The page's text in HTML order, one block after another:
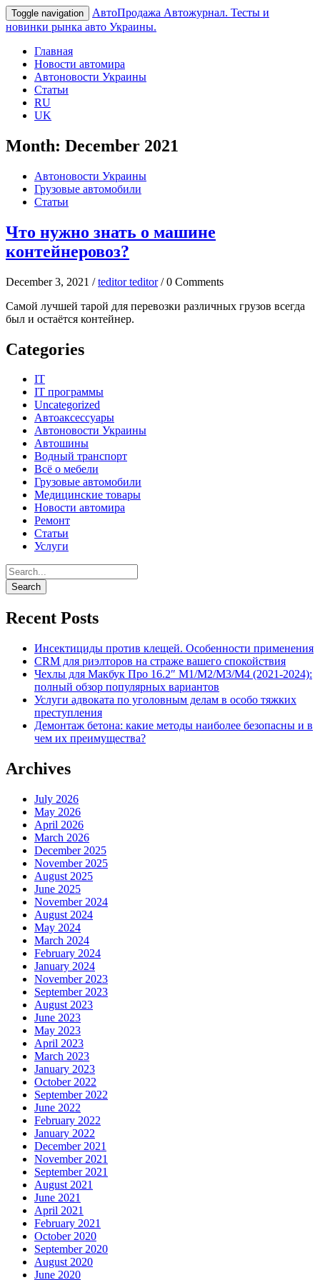
Toggle navigation АвтоПродажа Автожурнал. Тесты и
новинки рынка авто Украины.
Главная
Новости автомира
Автоновости Украины
Статьи
RU
UK
Month: December 2021
Автоновости Украины
Грузовые автомобили
Статьи
Что нужно знать о машине
контейнеровоз?
December 3, 2021 /teditor teditor/ 0 Comments
Самой лучшей тарой для перевозки различных грузов всегда
был и остаётся контейнер.
Categories
IT
IT программы
Uncategorized
Автоаксессуары
Автоновости Украины
Автошины
Водный транспорт
Всё о мебели
Грузовые автомобили
Медицинские товары
Новости автомира
Ремонт
Статьи
Услуги
Recent Posts
Инсектициды против клещей. Особенности применения
CRM для риэлторов на страже вашего спокойствия
Чехлы для Макбук Про 16.2″ M1/M2/M3/M4 (2021-2024):
полный обзор популярных вариантов
Услуги адвоката по уголовным делам в особо тяжких
преступления
Демонтаж бетона: какие методы наиболее безопасны и в
чем их преимущества?
Archives
July 2026
May 2026
April 2026
March 2026
December 2025
November 2025
August 2025
June 2025
November 2024
August 2024
May 2024
March 2024
February 2024
January 2024
November 2023
September 2023
August 2023
June 2023
May 2023
April 2023
March 2023
January 2023
October 2022
September 2022
June 2022
February 2022
January 2022
December 2021
November 2021
September 2021
August 2021
June 2021
April 2021
February 2021
October 2020
September 2020
August 2020
June 2020